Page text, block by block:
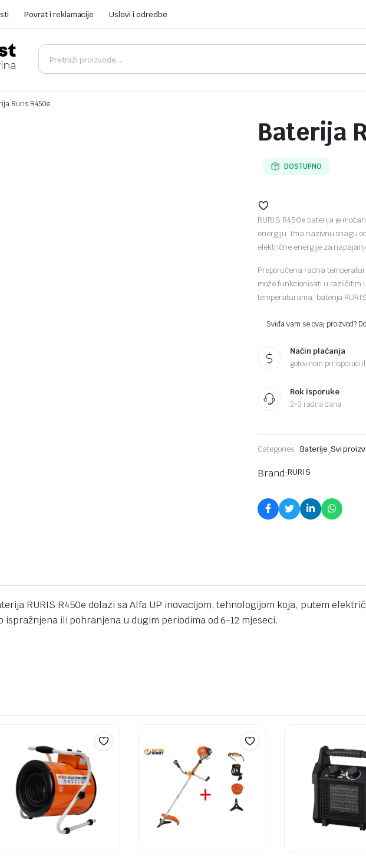
Povrat i reklamacije Uslovi i odredbe
Ruris R450e
Baterija
DOSTUPNO
RURIS R450e baterija je
energiju. Ima nazivnu snagu
električne energije za
Preporučena radna
može funkcionisati u različitim
temperaturama, baterija
Sviđa vam se ovaj proizvod?
Način plaćanja
gotovinom pri isporuci
Rok isporuke
2-3 radna dana
Categories: Baterije,Svi
Brand:RURIS
RURIS R450e dolazi sa Alfa UP inovacijom, tehnologijom koja, putem
ili pohranjena u dugim periodima od 6-12 mjeseci.